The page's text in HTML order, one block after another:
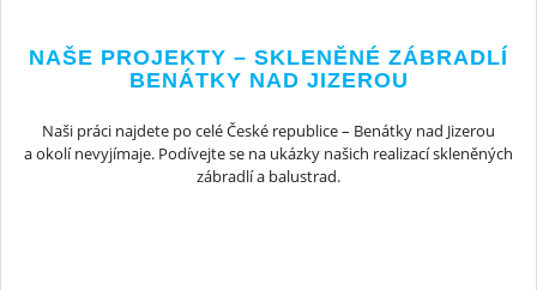
NAŠE PROJEKTY – SKLENĚNÉ ZÁBRADLÍ
BENÁTKY NAD JIZEROU
Naši práci najdete po celé České republice – Benátky nad Jizerou
a okolí nevyjímaje. Podívejte se na ukázky našich realizací skleněných
zábradlí a balustrad.